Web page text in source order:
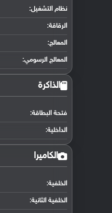
نظام التشغيل:
الرقاقة:
المعالج:
المعالج الرسومي:
الذاكرة
فتحة البطاقة:
الداخلية:
الكاميرا
الخلفية:
الخلفية الثانية: